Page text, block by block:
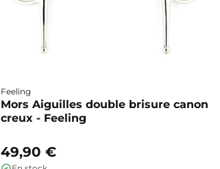
Feeling
Mors Aiguilles double brisure canon
creux - Feeling
49,90 €